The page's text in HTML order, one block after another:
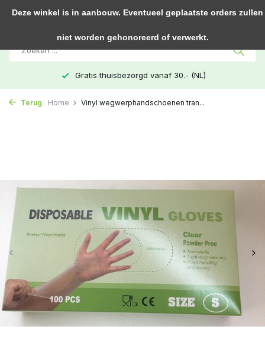
Gratis thuisbezorgd vanaf 30.- (NL)
Terug Home Vinyl wegwerphandschoenen tran...
Deze winkel is in aanbouw. Eventueel geplaatste orders zullen
niet worden gehonoreerd of verwerkt.